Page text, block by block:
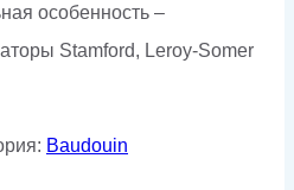
особенность –
Stamford, Leroy-Somer
Baudouin